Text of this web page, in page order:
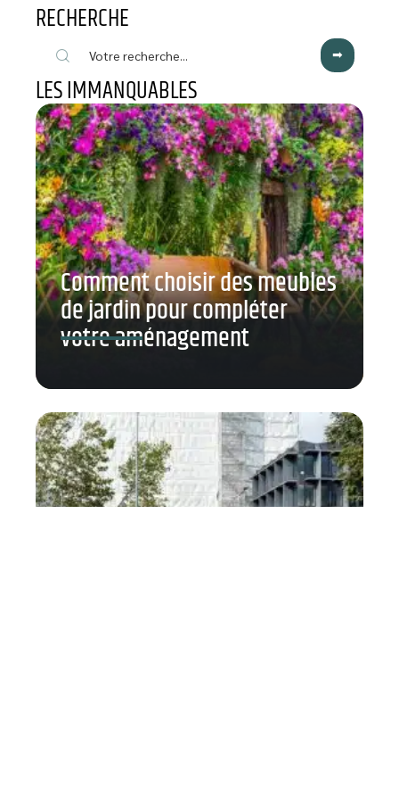
RECHERCHE
LES IMMANQUABLES
Comment choisir des meubles
de jardin pour compléter
votre aménagement